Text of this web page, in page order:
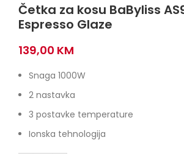
Četka za kosu BaByliss
Espresso Glaze
139,00 KM
Snaga 1000W
2 nastavka
3 postavke temperature
Ionska tehnologija